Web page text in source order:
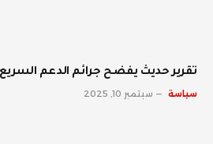
تقرير حديث يفضح جرائم الدعم السريع
سياسة سبتمبر 10, 2025